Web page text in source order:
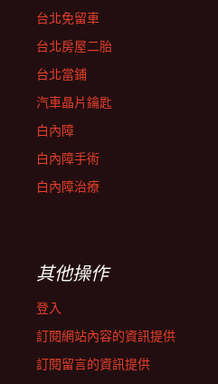
台北免留車
台北房屋二胎
台北當鋪
汽車晶片鑰匙
白內障
白內障手術
白內障治療
其他操作
登入
訂閱網站內容的資訊提供
訂閱留言的資訊提供